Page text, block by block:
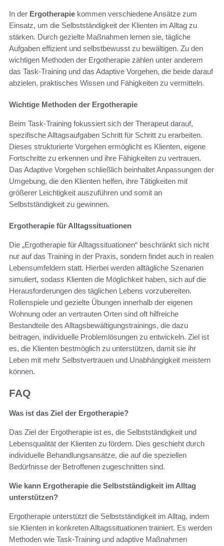
In der Ergotherapie kommen verschiedene Ansätze zum
Einsatz, um die Selbstständigkeit der Klienten im Alltag zu
stärken. Durch gezielte Maßnahmen lernen sie, tägliche
Aufgaben effizient und selbstbewusst zu bewältigen. Zu den
wichtigen Methoden der Ergotherapie zählen unter anderem
das Task-Training und das Adaptive Vorgehen, die beide darauf
abzielen, praktisches Wissen und Fähigkeiten zu vermitteln.
Wichtige Methoden der Ergotherapie
Beim Task-Training fokussiert sich der Therapeut darauf,
spezifische Alltagsaufgaben Schritt für Schritt zu erarbeiten.
Dieses strukturierte Vorgehen ermöglicht es Klienten, eigene
Fortschritte zu erkennen und ihre Fähigkeiten zu vertrauen.
Das Adaptive Vorgehen schließlich beinhaltet Anpassungen der
Umgebung, die den Klienten helfen, ihre Tätigkeiten mit
größerer Leichtigkeit auszuführen und somit an
Selbstständigkeit zu gewinnen.
Ergotherapie für Alltagssituationen
Die „Ergotherapie für Alltagssituationen“ beschränkt sich nicht
nur auf das Training in der Praxis, sondern findet auch in realen
Lebensumfeldern statt. Hierbei werden alltägliche Szenarien
simuliert, sodass Klienten die Möglichkeit haben, sich auf die
Herausforderungen des täglichen Lebens vorzubereiten.
Rollenspiele und gezielte Übungen innerhalb der eigenen
Wohnung oder an vertrauten Orten sind oft hilfreiche
Bestandteile des Alltagsbewältigungstrainings, die dazu
beitragen, individuelle Problemlösungen zu entwickeln. Ziel ist
es, die Klienten bestmöglich zu unterstützen, damit sie ihr
Leben mit mehr Selbstvertrauen und Unabhängigkeit meistern
können.
FAQ
Was ist das Ziel der Ergotherapie?
Das Ziel der Ergotherapie ist es, die Selbstständigkeit und
Lebensqualität der Klienten zu fördern. Dies geschieht durch
individuelle Behandlungsansätze, die auf die speziellen
Bedürfnisse der Betroffenen zugeschnitten sind.
Wie kann Ergotherapie die Selbstständigkeit im Alltag
unterstützen?
Ergotherapie unterstützt die Selbstständigkeit im Alltag, indem
sie Klienten in konkreten Alltagssituationen trainiert. Es werden
Methoden wie Task-Training und adaptive Maßnahmen